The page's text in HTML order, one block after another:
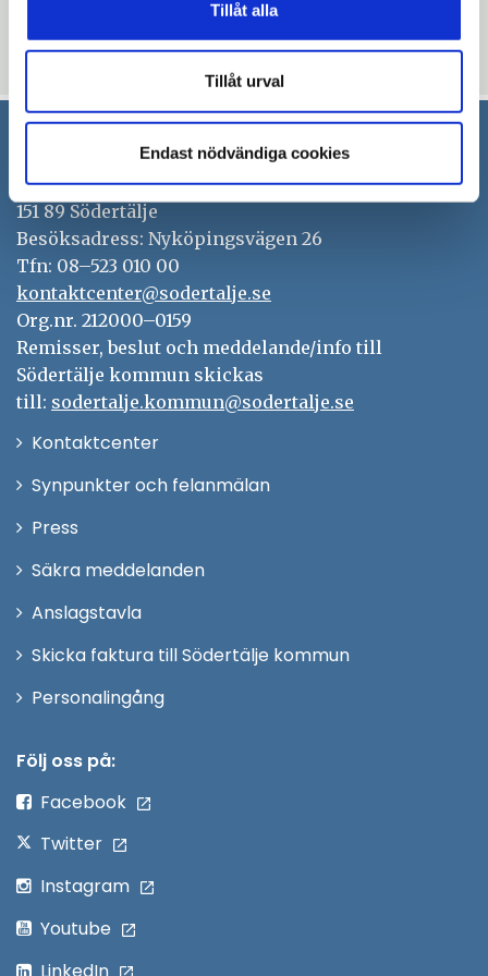
Tillåt alla
Tillåt urval
Endast nödvändiga cookies
Uppdaterad: 2018-11-05
Södertälje kommun
151 89 Södertälje
Besöksadress: Nyköpingsvägen 26
Tfn: 08–523 010 00
kontaktcenter@sodertalje.se
Org.nr. 212000–0159
Remisser, beslut och meddelande/info till
Södertälje kommun skickas
till: sodertalje.kommun@sodertalje.se
KontaktcenterÖppna
Synpunkter och felanmälan
Press
fönster
Säkra meddelanden
Anslagstavla
Skicka faktura till Södertälje kommun
PersonalingångÖppna
Följ oss på:
Facebook
Twitter
Instagram
Youtube